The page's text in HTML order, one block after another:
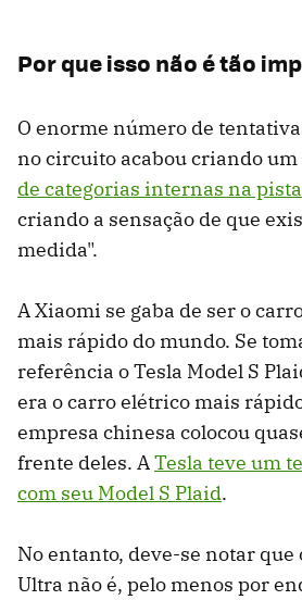
Por que isso não é tão
O enorme número de
no circuito acabou criando
de categorias internas na pista
criando a sensação de que
medida".
A Xiaomi se gaba de ser o
mais rápido do mundo. Se
referência o Tesla Model S
era o carro elétrico mais
empresa chinesa colocou
frente deles. ATesla teve um
com seu Model S Plaid.
No entanto, deve-se notar que
Ultra não é, pelo menos por